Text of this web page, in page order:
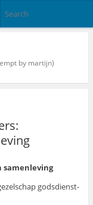
by martijn)
samenleving
godsdienst-